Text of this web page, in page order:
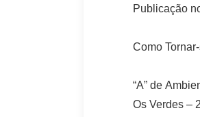
Publicação
Como
“A” de
Os Verdes –